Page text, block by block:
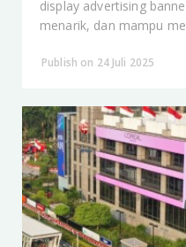
display advertising
menarik, dan mampu
Publish on 24 Juli 2025